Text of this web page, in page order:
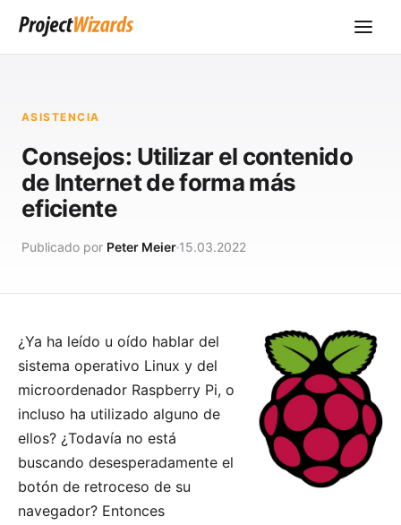
ASISTENCIA
Consejos: Utilizar el contenido
de Internet de forma más
eficiente
Publicado por Peter Meier 15.03.2022
¿Ya ha leído u oído hablar del
sistema operativo Linux y del
microordenador Raspberry Pi, o
incluso ha utilizado alguno de
ellos? ¿Todavía no está
buscando desesperadamente el
botón de retroceso de su
navegador? Entonces